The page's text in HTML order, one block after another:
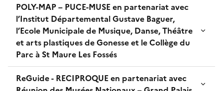
POLY-MAP – PUCE-MUSE en partenariat avec
l’Institut Départemental Gustave Baguer,
l’Ecole Municipale de Musique, Danse, Théâtre
et arts plastiques de Gonesse et le Collège du
Parc à St Maure Les Fossés
ReGuide - RECIPROQUE en partenariat avec